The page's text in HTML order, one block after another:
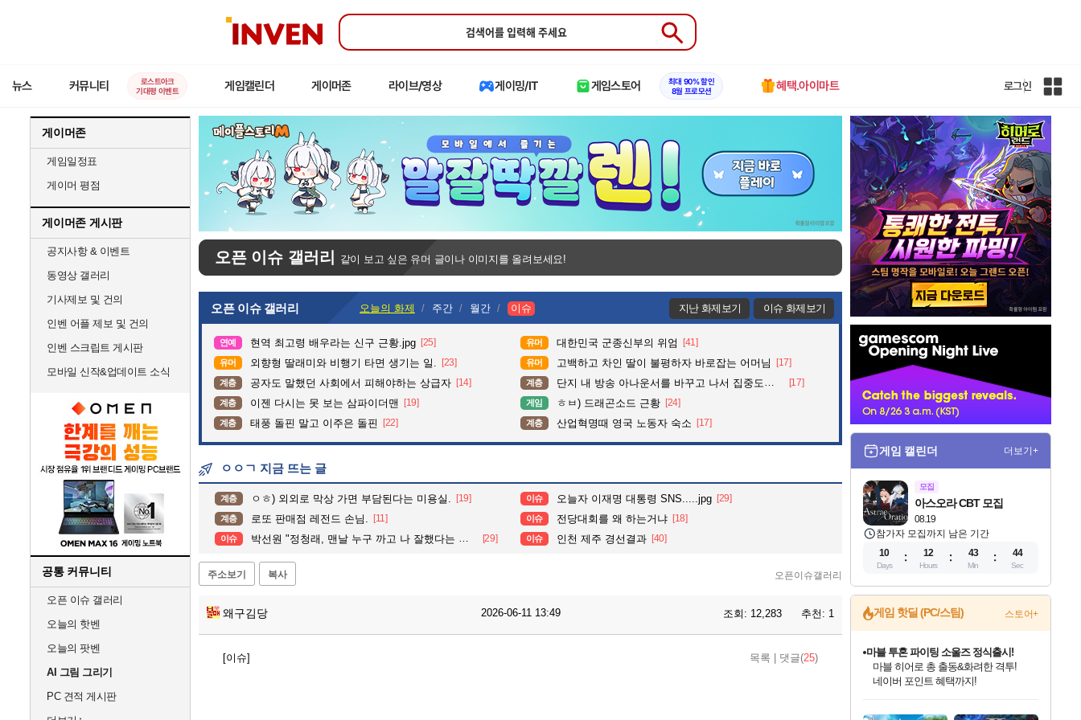
인
Submit
뉴스 커뮤니티
로스트아크
기대평 이벤트
게임캘린더 게이머존 라이브/영상 게이밍/IT 게임스토어
최대 90% 할인
8월 프로모션
혜택.아이마트 로그인
인
게이머존
게임일정표
게이머 평점
게이머존 게시판
공지사항 & 이벤트
동영상 갤러리
기사제보 및 건의
인벤 어플 제보 및 건의
인벤 스크립트 게시판
모바일 신작&업데이트 소식
공통 커뮤니티
오픈 이슈 갤러리
오늘의 핫벤
오늘의 팟벤
AI 그림 그리기
PC 견적 게시판
오픈 이슈 갤러리 같이 보고 싶은 유머 글이나 이미지를 올려보세요!
오픈 이슈 갤러리 오늘의 화제 주간 월간 이슈 지난 화제보기 이슈 화제보기
연예 현역 최고령 배우라는 신구 근황.jpg [25] 유머 대한민국 군종신부의 위엄 [41]
유머 외향형 딸래미와 비행기 타면 생기는 일. [23] 유머 고백하고 차인 딸이 불평하자 바로잡는 어머님 [17]
계층 공자도 말했던 사회에서 피해야하는 상급자 [14] 계층 단지 내 방송 아나운서를 바꾸고 나서 집중도가 확 올라갔다는 한 아파트의 안내방송 [17]
계층 이젠 다시는 못 보는 삼파이더맨 [19] 게임 ㅎㅂ) 드래곤소드 근황 [24]
계층 태풍 돌핀 말고 이주은 돌핀 [22] 계층 산업혁명때 영국 노동자 숙소 [17]
ㅇㅇㄱ 지금 뜨는 글
계층 ㅇㅎ) 외외로 막상 가면 부담된다는 미용실. [19] 이슈 오늘자 이재명 대통령 SNS.....jpg [29]
계층 로또 판매점 레전드 손님. [11] 이슈 전당대회를 왜 하는거냐 [18]
이슈 박선원 "정청래, 맨날 누구 까고 나 잘했다는 말만...알았어, 잘했어, 그러니까 이제 그만, 끝" [29] 이슈 인천 제주 경선결과 [40]
주소보기 복사 오픈이슈갤러리
왜구김당 2026-06-11 13:49 조회: 12,283 추천: 1
[이슈] 목록 댓글(25)
벤
게임 캘린더 더보기+
모집
08.19
아스오라 CBT 모집
참가자 모집까지 남은 기간
10
Days
12
Hours
43
Min
43
Sec
게임 핫딜 (PC/스팀) 스토어+
마블 투혼 파이팅 소울즈 정식출시!
마블 히어로 총 출동&화려한 격투!
네이버 포인트 혜택까지!